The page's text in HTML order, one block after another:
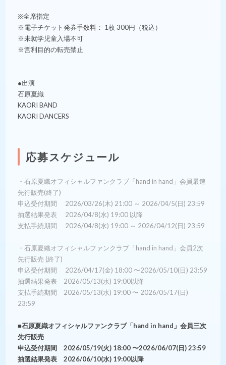
※全席指定
※電子チケット発券手数料： 1枚 300円（税込）
※未就学児童入場不可
※営利目的の転売禁止
●出演
石原夏織
KAORI BAND
KAORI DANCERS
応募スケジュール
・石原夏織オフィシャルファンクラブ「hand in hand」会員最速
先行販売(終了)
申込受付期間 2026/03/26(木) 21:00 ～ 2026/04/5(日) 23:59
抽選結果発表 2026/04/8(水) 19:00 以降
支払手続期間 2026/04/8(水) 19:00 ～ 2026/04/12(日) 23:59
・石原夏織オフィシャルファンクラブ「hand in hand」会員2次
先行販売 (終了)
申込受付期間 2026/04/17(金) 18:00 〜2026/05/10(日) 23:59
抽選結果発表 2026/05/13(水) 19:00以降
支払手続期間 2026/05/13(水) 19:00 〜 2026/05/17(日)
23:59
■石原夏織オフィシャルファンクラブ「hand in hand」会員三次
先行販売
申込受付期間 2026/05/19(火) 18:00 〜2026/06/07(日) 23:59
抽選結果発表 2026/06/10(水) 19:00以降